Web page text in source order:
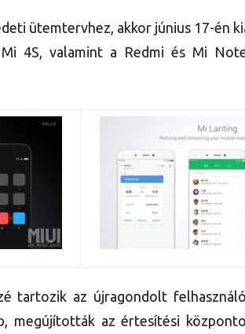
ütemtervhez, akkor június 17-én
4S, valamint a Redmi és Mi
tartozik az újragondolt
megújították az értesítési